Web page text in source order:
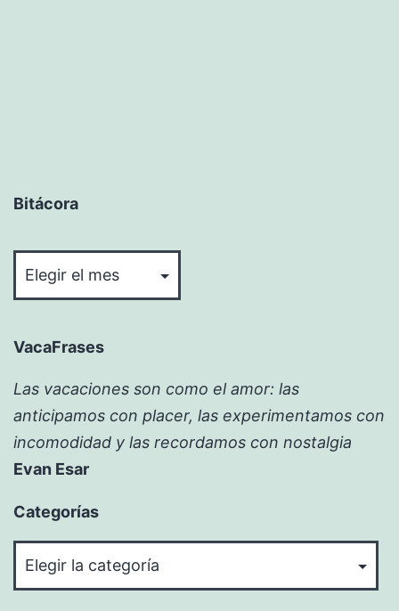
Bitácora
VacaFrases
Las vacaciones son como el amor: las
anticipamos con placer, las experimentamos con
incomodidad y las recordamos con nostalgia
Evan Esar
Categorías